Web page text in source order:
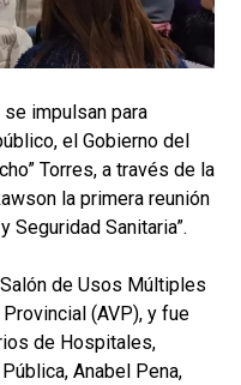
impulsan para
el Gobierno del
Torres, a través de la
la primera reunión
Seguridad Sanitaria”.
de Usos Múltiples
(AVP), y fue
de Hospitales,
Anabel Pena,